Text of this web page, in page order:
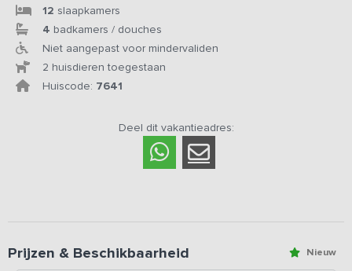
12 slaapkamers
4 badkamers / douches
Niet aangepast voor mindervaliden
2 huisdieren toegestaan
Huiscode: 7641
Deel dit vakantieadres:
Nieuw
Prijzen & Beschikbaarheid